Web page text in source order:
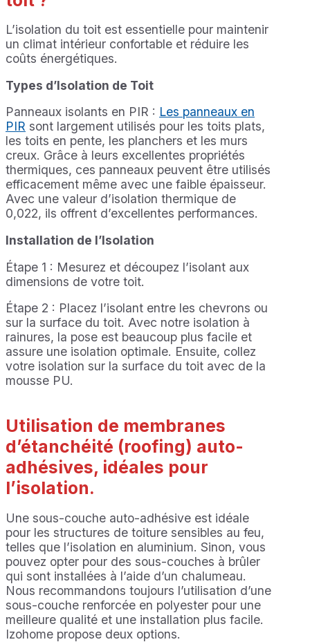
L’isolation du toit est essentielle pour maintenir
un climat intérieur confortable et réduire les
coûts énergétiques.
Types d’Isolation de Toit
Panneaux isolants en PIR : Les panneaux en
PIR sont largement utilisés pour les toits plats,
les toits en pente, les planchers et les murs
creux. Grâce à leurs excellentes propriétés
thermiques, ces panneaux peuvent être utilisés
efficacement même avec une faible épaisseur.
Avec une valeur d’isolation thermique de
0,022, ils offrent d’excellentes performances.
Installation de l’Isolation
Étape 1 : Mesurez et découpez l’isolant aux
dimensions de votre toit.
Étape 2 : Placez l’isolant entre les chevrons ou
sur la surface du toit. Avec notre isolation à
rainures, la pose est beaucoup plus facile et
assure une isolation optimale. Ensuite, collez
votre isolation sur la surface du toit avec de la
mousse PU.
Utilisation de membranes
d’étanchéité (roofing) auto-
adhésives, idéales pour
l’isolation.
Une sous-couche auto-adhésive est idéale
pour les structures de toiture sensibles au feu,
telles que l’isolation en aluminium. Sinon, vous
pouvez opter pour des sous-couches à brûler
qui sont installées à l’aide d’un chalumeau.
Nous recommandons toujours l’utilisation d’une
sous-couche renforcée en polyester pour une
meilleure qualité et une installation plus facile.
Izohome propose deux options.